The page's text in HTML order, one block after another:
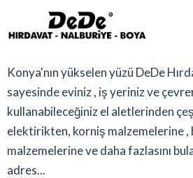
Konya'nın yükselen yüzü DeDe
sayesinde eviniz , iş yeriniz ve
kullanabileceğiniz el aletlerinden
elektirikten, korniş malzemelerine ,
malzemelerine ve daha fazlasını
adres...